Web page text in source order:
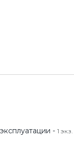
- 1 экз.